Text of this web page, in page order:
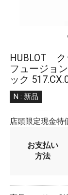
HUBLOT
フュージョ
ック
N : 新品
店頭限定現金特
お支払い
方法